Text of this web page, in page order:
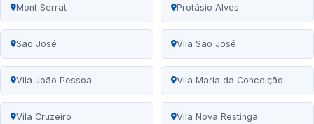
Mont Serrat Protásio Alves
São José Vila São José
Vila João Pessoa Vila Maria da Conceição
Vila Cruzeiro Vila Nova Restinga